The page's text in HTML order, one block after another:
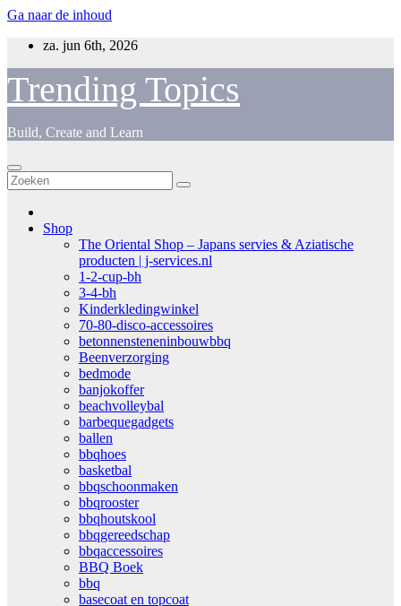
Ga naar de inhoud
za. jun 6th, 2026
Trending Topics
Build, Create and Learn
Shop
The Oriental Shop – Japans servies & Aziatische
producten | j-services.nl
1-2-cup-bh
3-4-bh
Kinderkledingwinkel
70-80-disco-accessoires
betonnensteneninbouwbbq
Beenverzorging
bedmode
banjokoffer
beachvolleybal
barbequegadgets
ballen
bbqhoes
basketbal
bbqschoonmaken
bbqrooster
bbqhoutskool
bbqgereedschap
bbqaccessoires
BBQ Boek
bbq
basecoat en topcoat